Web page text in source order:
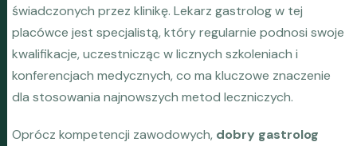
świadczonych przez klinikę. Lekarz gastrolog w tej
placówce jest specjalistą, który regularnie podnosi swoje
kwalifikacje, uczestnicząc w licznych szkoleniach i
konferencjach medycznych, co ma kluczowe znaczenie
dla stosowania najnowszych metod leczniczych.
Oprócz kompetencji zawodowych, dobry gastrolog